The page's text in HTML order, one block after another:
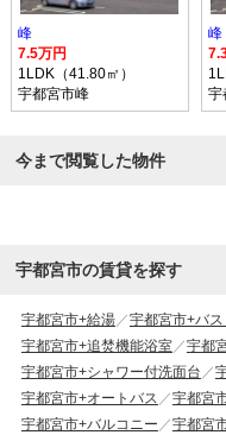
峰
7.5万円
1LDK（41.80㎡）
宇都宮市峰
峰
宇
今まで閲覧した物件
宇都宮市の賃貸を探す
宇都宮市+給湯 宇都宮市+バス
宇都宮市+追焚機能浴室
宇都
宇都宮市+シャワー付洗面台
宇都宮市+オートバス
宇都宮
宇都宮市+バルコニー
宇都宮